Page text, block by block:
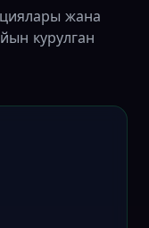
жана
курулган